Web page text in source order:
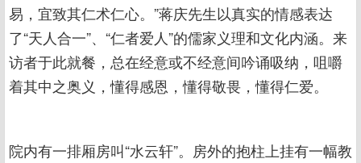
易，宜致其仁术仁心。”蒋庆先生以真实的情感表达
了“天人合一”、“仁者爱人”的儒家义理和文化内涵。来
访者于此就餐，总在经意或不经意间吟诵吸纳，咀嚼
着其中之奥义，懂得感恩，懂得敬畏，懂得仁爱。
院内有一排厢房叫“水云轩”。房外的抱柱上挂有一幅教